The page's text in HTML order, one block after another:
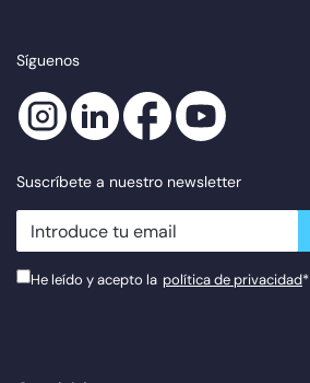
Síguenos
Suscríbete a nuestro newsletter
newsletter.suscribe
He leído y acepto la política de privacidad*